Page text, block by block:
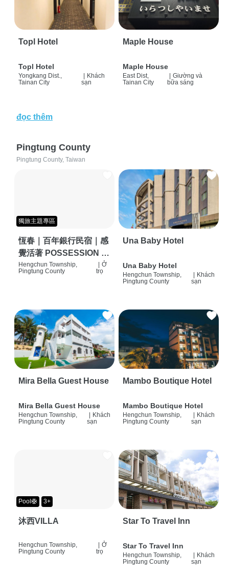
Topl Hotel
Topl Hotel
Yongkang Dist.,
Tainan City
| Khách
sạn
Maple House
Maple House
East Dist,
Tainan City
| Giường và
bữa sáng
đọc thêm
Pingtung County
Pingtung County, Taiwan
獨旅主題專區
恆春｜百年銀行民宿｜感
覺活著 POSSESSION |
背包客棧 | 恆春必住特色
Hengchun Township,
Pingtung County
Ở
trọ
Una Baby Hotel
Una Baby Hotel
Hengchun Township,
Pingtung County
Khách
sạn
Mira Bella Guest House
Mira Bella Guest House
Hengchun Township,
Pingtung County
Khách
sạn
Mambo Boutique Hotel
Mambo Boutique Hotel
Hengchun Township,
Pingtung County
Khách
sạn
Pool🛟 3+
沐西VILLA
Hengchun Township,
Pingtung County
Ở
trọ
Star To Travel Inn
Star To Travel Inn
Hengchun Township,
Pingtung County
Khách
sạn